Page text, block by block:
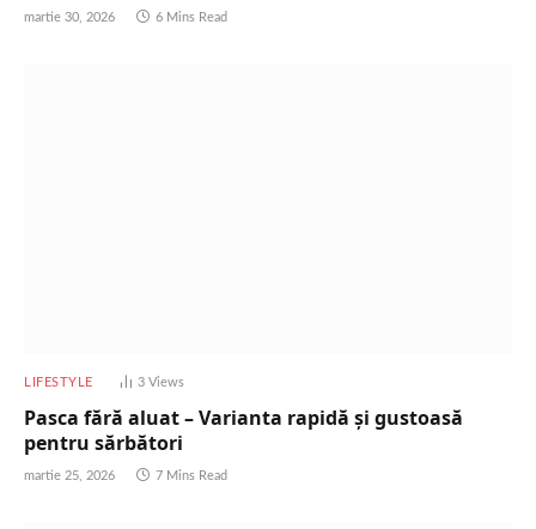
martie 30, 2026 6 Mins Read
LIFESTYLE 3 Views
Pasca fără aluat – Varianta rapidă și gustoasă
pentru sărbători
martie 25, 2026 7 Mins Read